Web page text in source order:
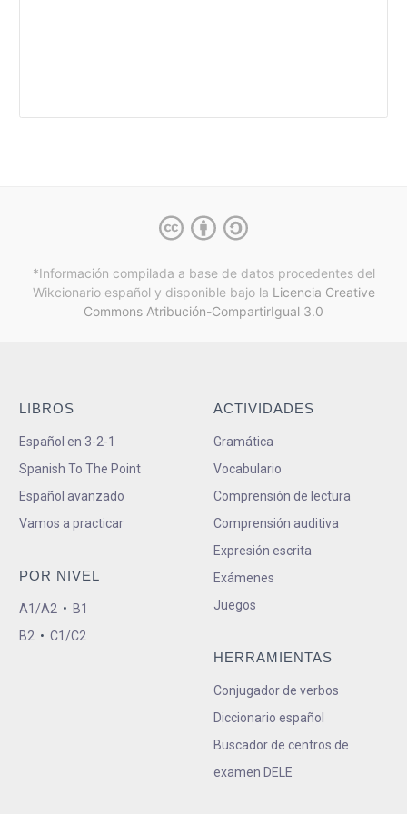
*Información compilada a base de datos procedentes del
Wikcionario español y disponible bajo la Licencia Creative
Commons Atribución-CompartirIgual 3.0
LIBROS
Español en 3-2-1
Spanish To The Point
Español avanzado
Vamos a practicar
POR NIVEL
A1/A2 • B1
B2 • C1/C2
ACTIVIDADES
Gramática
Vocabulario
Comprensión de lectura
Comprensión auditiva
Expresión escrita
Exámenes
Juegos
HERRAMIENTAS
Conjugador de verbos
Diccionario español
Buscador de centros de
examen DELE